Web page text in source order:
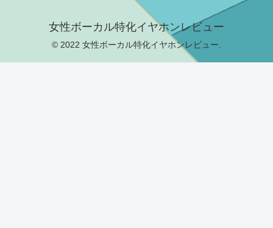
女性ボーカル特化イヤホンレビュー
© 2022 女性ボーカル特化イヤホンレビュー.